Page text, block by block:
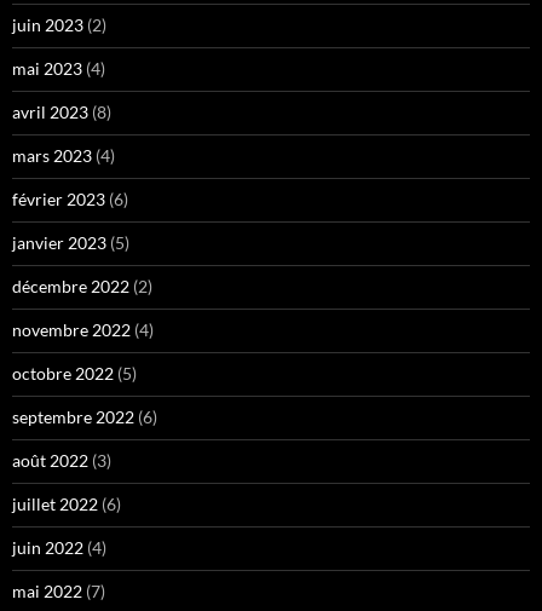
juin 2023 (2)
mai 2023 (4)
avril 2023 (8)
mars 2023 (4)
février 2023 (6)
janvier 2023 (5)
décembre 2022 (2)
novembre 2022 (4)
octobre 2022 (5)
septembre 2022 (6)
août 2022 (3)
juillet 2022 (6)
juin 2022 (4)
mai 2022 (7)